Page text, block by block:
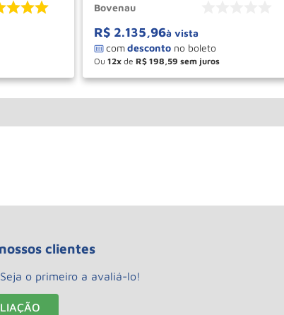
Bovenau
R$ 2.135,96à vista
Ou 12 de R$ 198 59
＋
－ COMPRAR
clientes
o primeiro a avaliá-lo!